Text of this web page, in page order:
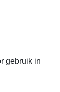
gebruik in